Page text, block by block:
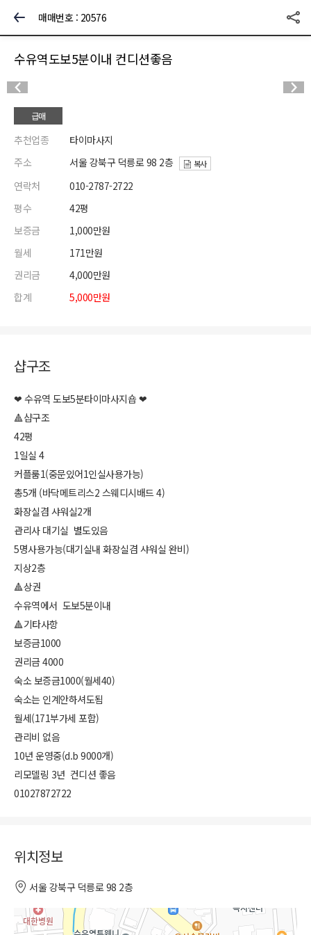
매매번호 : 20576
수유역도보5분이내 컨디션좋음
급매
추천업종
타이마사지
주소
서울 강북구 덕릉로 98 2층 복사
연락처
010-2787-2722
평수
42평
보증금
1,000만원
월세
171만원
권리금
4,000만원
합계
5,000만원
샵구조
❤ 수유역 도보5분타이마사지숍 ❤
🔺샵구조
42평
1일실 4
커플룸1(중문있어1인실사용가능)
총5개 (바닥메트리스2 스웨디시배드 4)
화장실겸 샤워실2개
관리사 대기실 별도있음
5명사용가능(대기실내 화장실겸 샤워실 완비)
지상2층
🔺상권
수유역에서 도보5분이내
🔺기타사항
보증금1000
권리금 4000
숙소 보증금1000(월세40)
숙소는 인계안하셔도됨
월세(171부가세 포함)
관리비 없음
10년 운영중(d.b 9000개)
리모델링 3년 컨디션 좋음
01027872722
위치정보
서울 강북구 덕릉로 98 2층